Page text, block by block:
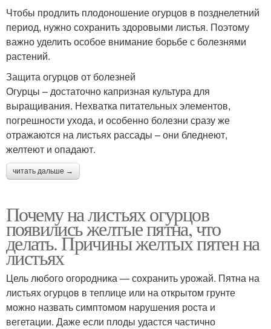
Чтобы продлить плодоношение огурцов в позднелетний
период, нужно сохранить здоровыми листья. Поэтому
важно уделить особое внимание борьбе с болезнями
растений.
Защита огурцов от болезней
Огурцы – достаточно капризная культура для
выращивания. Нехватка питательных элементов,
погрешности ухода, и особенно болезни сразу же
отражаются на листьях рассады – они бледнеют,
желтеют и опадают.
читать дальше →
Почему на листьях огурцов
появились желтые пятна, что
делать. Причины желтых пятен на
листьях
Цель любого огородника — сохранить урожай. Пятна на
листьях огурцов в теплице или на открытом грунте
можно назвать симптомом нарушения роста и
вегетации. Даже если плоды удастся частично